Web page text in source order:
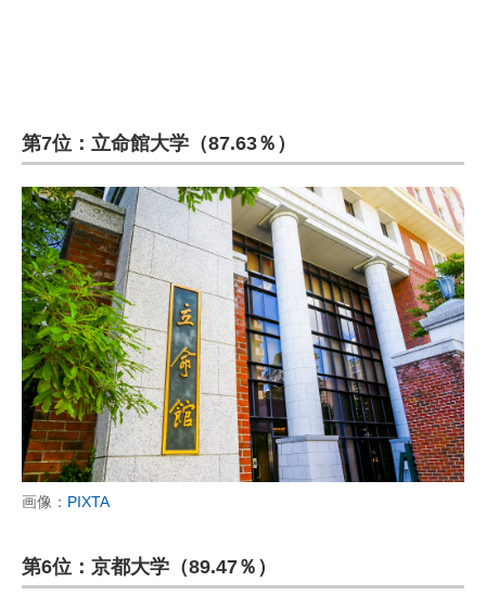
第7位：立命館大学（87.63％）
画像： PIXTA
第6位：京都大学（89.47％）